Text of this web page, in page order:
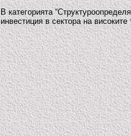
В категорията
инвестиция в сектора на високите